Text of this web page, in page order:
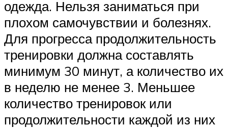
одежда. Нельзя заниматься при
плохом самочувствии и болезнях.
Для прогресса продолжительность
тренировки должна составлять
минимум 30 минут, а количество их
в неделю не менее 3. Меньшее
количество тренировок или
продолжительности каждой из них